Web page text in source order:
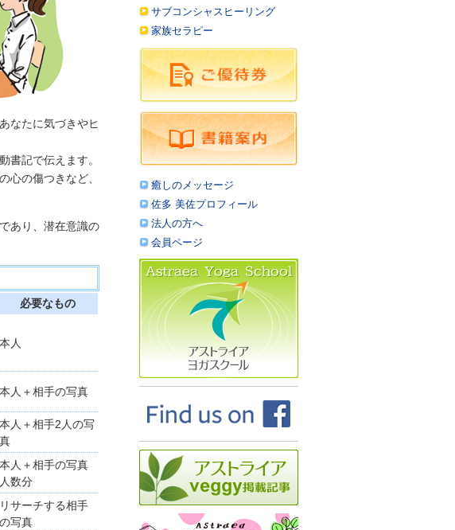
なたに気づきやヒ
書記で伝えます。
心の傷つきなど、
あり、潜在意識の
必要なもの
本人
本人＋相手の写真
本人＋相手2人の写
真
本人＋相手の写真
人数分
リサーチする相手
の写真
サブコンシャスヒーリング
家族セラピー
癒しのメッセージ
佐多 美佐プロフィール
法人の方へ
会員ページ